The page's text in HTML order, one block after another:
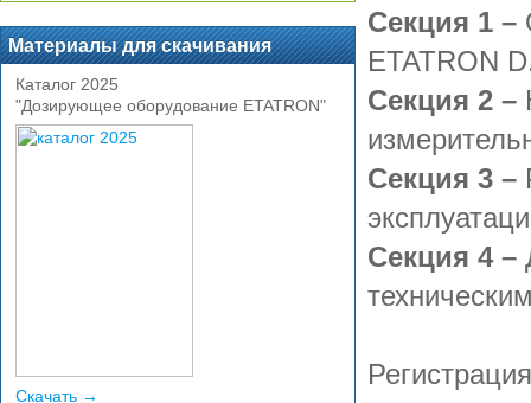
Секция 1 –
ETATRON
Секция 2 –
Секция 3 –
Секция 4 –
Материалы для скачивания
Каталог 2025
"Дозирующее оборудование ETATRON"
Скачать →